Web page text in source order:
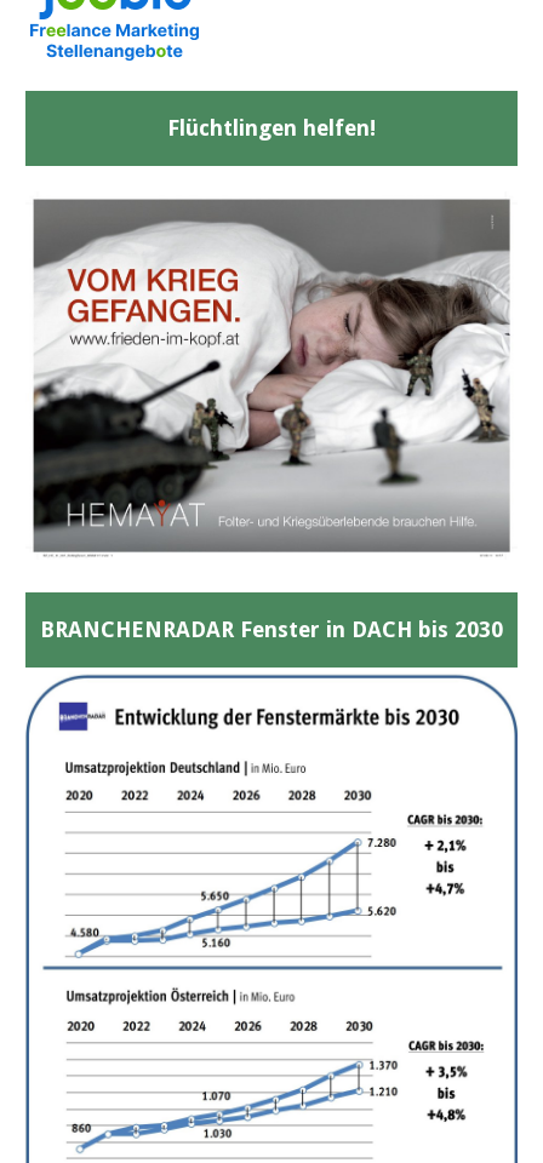
Flüchtlingen helfen!
BRANCHENRADAR Fenster in DACH bis 2030